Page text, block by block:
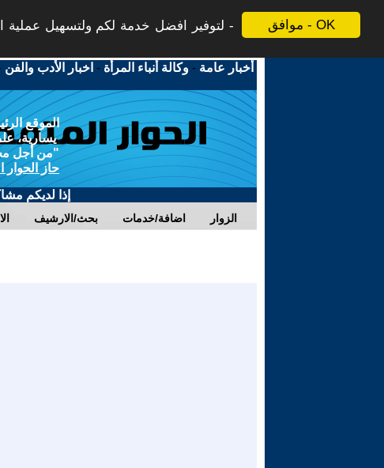
موافق - OK
لتوفير افضل خدمة لكم ولتسهيل عملية
أخبار عامة -وكالة أنباء المرأة - اخبار الأدب والفن
الموقع
يسارية،
"من أجل
حاز الحوار
إذا لديكم
بحث/الارشيف اضافة/خدمات الزوار